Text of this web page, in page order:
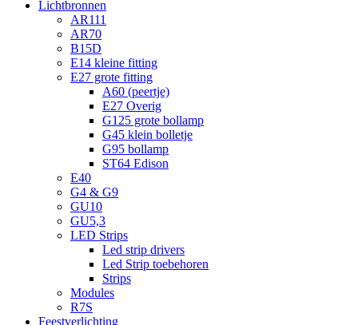
Lichtbronnen
AR111
AR70
B15D
E14 kleine fitting
E27 grote fitting
A60 (peertje)
E27 Overig
G125 grote bollamp
G45 klein bolletje
G95 bollamp
ST64 Edison
E40
G4 & G9
GU10
GU5,3
LED Strips
Led strip drivers
Led Strip toebehoren
Strips
Modules
R7S
Feestverlichting